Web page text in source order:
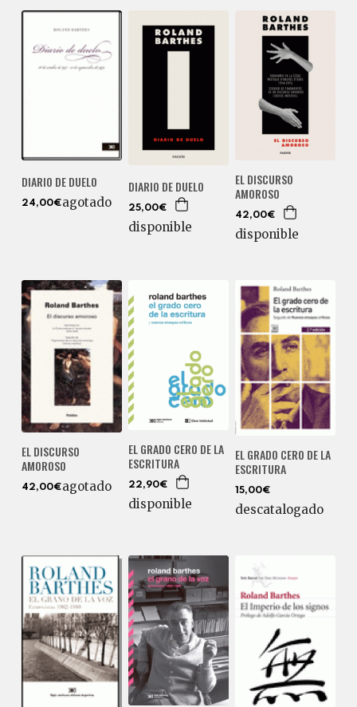
DIARIO DE DUELO
24,00€agotado
DIARIO DE DUELO
25,00€
disponible
EL DISCURSO
AMOROSO
42,00€
disponible
EL DISCURSO
AMOROSO
42,00€agotado
EL GRADO CERO DE LA
ESCRITURA
22,90€
disponible
EL GRADO CERO DE LA
ESCRITURA
15,00€
descatalogado